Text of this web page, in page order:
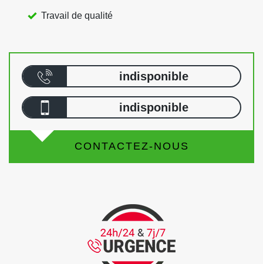
Travail de qualité
indisponible
indisponible
CONTACTEZ-NOUS